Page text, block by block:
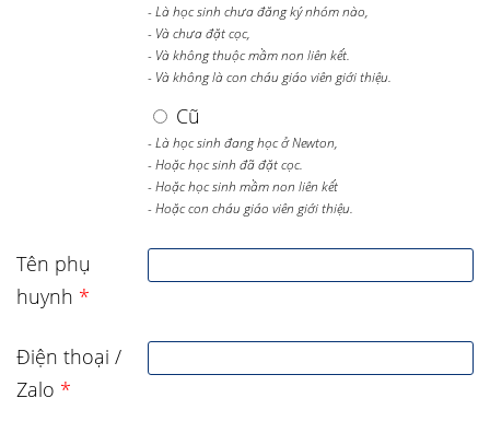
- Là học sinh chưa đăng ký nhóm nào,
- Và chưa đặt cọc,
- Và không thuộc mầm non liên kết.
- Và không là con cháu giáo viên giới thiệu.
Cũ
- Là học sinh đang học ở Newton,
- Hoặc học sinh đã đặt cọc.
- Hoặc học sinh mầm non liên kết
- Hoặc con cháu giáo viên giới thiệu.
Tên phụ
huynh *
Điện thoại /
Zalo *